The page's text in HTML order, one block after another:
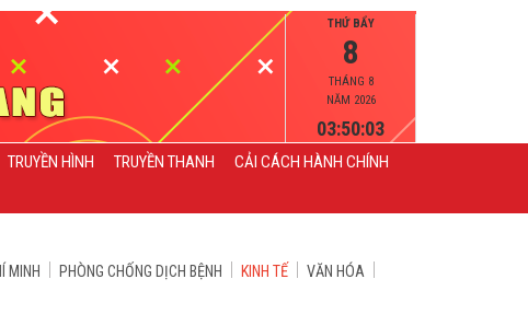
THỨ BẨY
8
THÁNG 8
NĂM 2026
03:50:05
TRUYỀN HÌNH TRUYỀN THANH
CẢI CÁCH HÀNH CHÍNH
MINH PHÒNG CHỐNG DỊCH BỆNH KINH TẾ
VĂN HÓA